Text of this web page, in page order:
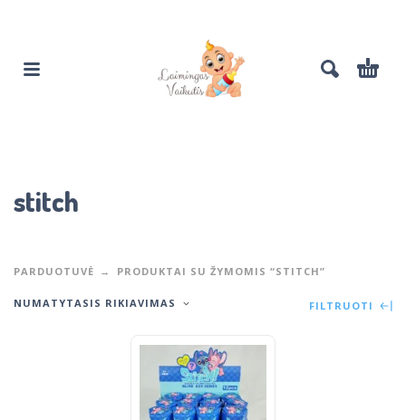
stitch
PARDUOTUVĖ PRODUKTAI SU ŽYMOMIS “STITCH”
NUMATYTASIS RIKIAVIMAS FILTRUOTI